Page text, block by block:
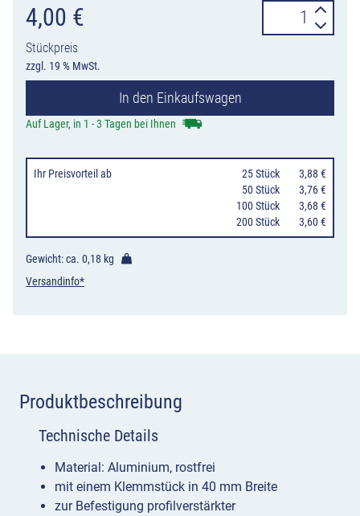
4,00 €
Stückpreis
zzgl. 19 % MwSt.
Alform-
Klemmschelle
Ø
76
mm,
doppel-
oder
In den Einkaufswagen
Auf Lager, in 1 - 3 Tagen bei Ihnen
Ihr Preisvorteil ab 25 Stück
3,88 €
50 Stück
3,76 €
100 Stück
3,68 €
200 Stück
3,60 €
Gewicht: ca. 0,18 kg
Versandinfo*
Produktbeschreibung
Technische Details
Material: Aluminium, rostfrei
mit einem Klemmstück in 40 mm Breite
zur Befestigung profilverstärkter